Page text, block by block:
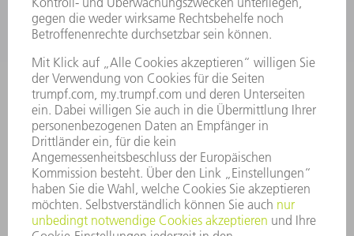
STELLENANGEBOTE
UNTERNEHMENSPROFIL
GESCHÄFTSBERICHT
UNTERNEHMENSGRUNDSÄTZE
COMPLIANCE
HINWEISGEBERSYSTEM
SECURITY
PRESSEMITTEILUNGEN
MAGAZINE
LIEFERANTEN
NACHHALTIGKEIT
UMWELT & KLIMA
SOZIALES & GESELLSCHAFT